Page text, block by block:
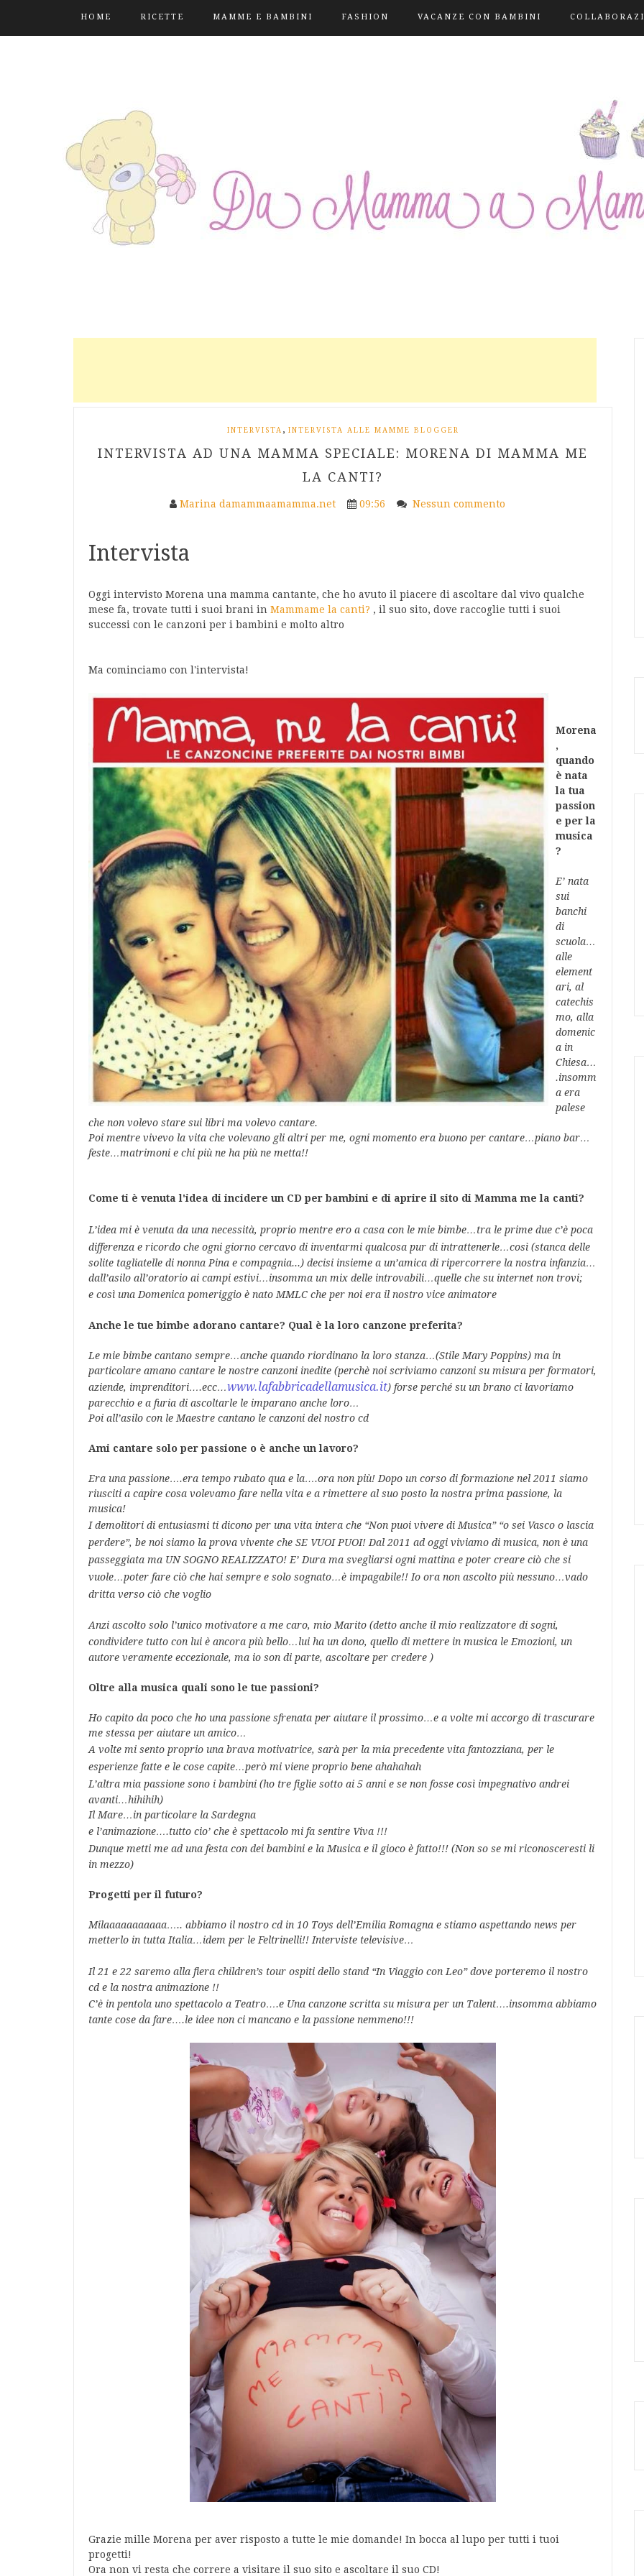
HOME RICETTE MAMME E BAMBINI FASHION VACANZE CON BAMBINI
INTERVISTA , INTERVISTA ALLE MAMME BLOGGER
INTERVISTA AD UNA MAMMA SPECIALE: MORENA DI MAMMA ME
LA CANTI?
Marina damammaamamma.net 09:56 Nessun commento
Intervista
Oggi intervisto Morena una mamma cantante, che ho avuto il piacere di ascoltare dal vivo qualche
mese fa, trovate tutti i suoi brani in Mammame la canti? , il suo sito, dove raccoglie tutti i suoi
successi con le canzoni per i bambini e molto altro
Ma cominciamo con l'intervista!
Morena
,
quando
è nata
la tua
passion
e per la
musica
?
E’ nata
sui
banchi
di
scuola…
alle
element
ari, al
catechis
mo, alla
domenic
a in
Chiesa…
.insomm
a era
palese
che non volevo stare sui libri ma volevo cantare.
Poi mentre vivevo la vita che volevano gli altri per me, ogni momento era buono per cantare…piano bar…
feste…matrimoni e chi più ne ha più ne metta!!
Come ti è venuta l'idea di incidere un CD per bambini e di aprire il sito di Mamma me la canti?
L’idea mi è venuta da una necessità, proprio mentre ero a casa con le mie bimbe…tra le prime due c’è poca
differenza e ricordo che ogni giorno cercavo di inventarmi qualcosa pur di intrattenerle…così (stanca delle
solite tagliatelle di nonna Pina e compagnia...) decisi insieme a un’amica di ripercorrere la nostra infanzia…
dall’asilo all’oratorio ai campi estivi…insomma un mix delle introvabili…quelle che su internet non trovi;
e così una Domenica pomeriggio è nato MMLC che per noi era il nostro vice animatore
Anche le tue bimbe adorano cantare? Qual è la loro canzone preferita?
Le mie bimbe cantano sempre…anche quando riordinano la loro stanza…(Stile Mary Poppins) ma in
particolare amano cantare le nostre canzoni inedite (perchè noi scriviamo canzoni su misura per formatori,
aziende, imprenditori….ecc…www.lafabbricadellamusica.it) forse perché su un brano ci lavoriamo
parecchio e a furia di ascoltarle le imparano anche loro…
Poi all’asilo con le Maestre cantano le canzoni del nostro cd
Ami cantare solo per passione o è anche un lavoro?
Era una passione….era tempo rubato qua e la….ora non più! Dopo un corso di formazione nel 2011 siamo
riusciti a capire cosa volevamo fare nella vita e a rimettere al suo posto la nostra prima passione, la
musica!
I demolitori di entusiasmi ti dicono per una vita intera che “Non puoi vivere di Musica” “o sei Vasco o lascia
perdere”, be noi siamo la prova vivente che SE VUOI PUOI! Dal 2011 ad oggi viviamo di musica, non è una
passeggiata ma UN SOGNO REALIZZATO! E’ Dura ma svegliarsi ogni mattina e poter creare ciò che si
vuole…poter fare ciò che hai sempre e solo sognato…è impagabile!! Io ora non ascolto più nessuno…vado
dritta verso ciò che voglio
Anzi ascolto solo l’unico motivatore a me caro, mio Marito (detto anche il mio realizzatore di sogni,
condividere tutto con lui è ancora più bello…lui ha un dono, quello di mettere in musica le Emozioni, un
autore veramente eccezionale, ma io son di parte, ascoltare per credere )
Oltre alla musica quali sono le tue passioni?
Ho capito da poco che ho una passione sfrenata per aiutare il prossimo…e a volte mi accorgo di trascurare
me stessa per aiutare un amico…
A volte mi sento proprio una brava motivatrice, sarà per la mia precedente vita fantozziana, per le
esperienze fatte e le cose capite…però mi viene proprio bene ahahahah
L’altra mia passione sono i bambini (ho tre figlie sotto ai 5 anni e se non fosse così impegnativo andrei
avanti…hihihih)
Il Mare…in particolare la Sardegna
e l’animazione….tutto cio’ che è spettacolo mi fa sentire Viva !!!
Dunque metti me ad una festa con dei bambini e la Musica e il gioco è fatto!!! (Non so se mi riconosceresti li
in mezzo)
Progetti per il futuro?
Milaaaaaaaaaaa….. abbiamo il nostro cd in 10 Toys dell’Emilia Romagna e stiamo aspettando news per
metterlo in tutta Italia…idem per le Feltrinelli!! Interviste televisive…
Il 21 e 22 saremo alla fiera children’s tour ospiti dello stand “In Viaggio con Leo” dove porteremo il nostro
cd e la nostra animazione !!
C’è in pentola uno spettacolo a Teatro….e Una canzone scritta su misura per un Talent….insomma abbiamo
tante cose da fare….le idee non ci mancano e la passione nemmeno!!!
Grazie mille Morena per aver risposto a tutte le mie domande! In bocca al lupo per tutti i tuoi
progetti!
Ora non vi resta che correre a visitare il suo sito e ascoltare il suo CD!